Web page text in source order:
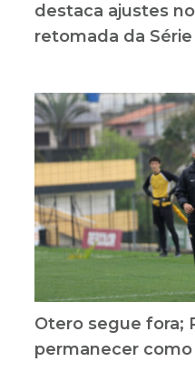
destaca ajustes
retomada da Série
Otero segue fora;
permanecer